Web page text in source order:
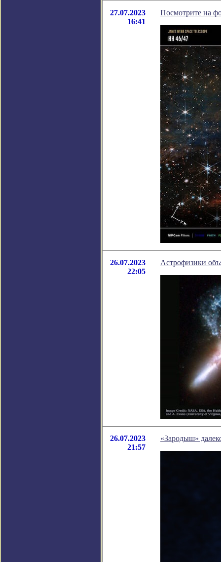
27.07.2023
16:41
Посмотрите на
26.07.2023
22:05
Астрофизики
26.07.2023
21:57
«Зародыш»